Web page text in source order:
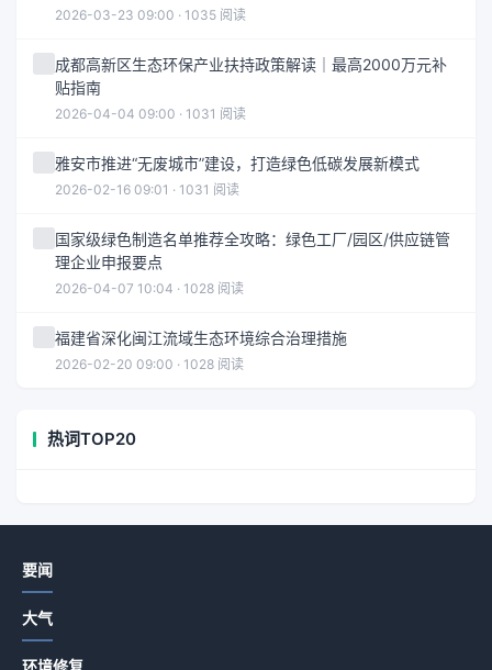
2026-03-23 09:00 · 1035 阅读
成都高新区生态环保产业扶持政策解读｜最高2000万元补
贴指南
2026-04-04 09:00 · 1031 阅读
雅安市推进“无废城市”建设，打造绿色低碳发展新模式
2026-02-16 09:01 · 1031 阅读
国家级绿色制造名单推荐全攻略：绿色工厂/园区/供应链管
理企业申报要点
2026-04-07 10:04 · 1028 阅读
福建省深化闽江流域生态环境综合治理措施
2026-02-20 09:00 · 1028 阅读
热词TOP20
要闻
大气